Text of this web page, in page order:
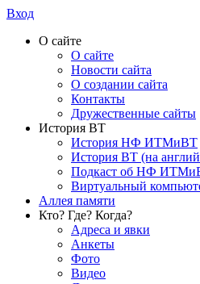
Вход
О сайте
О сайте
Новости сайта
О создании сайта
Контакты
Дружественные сайты
История ВТ
История НФ ИТМиВТ
История ВТ (на
Подкаст об НФ
Виртуальный
Аллея памяти
Кто? Где? Когда?
Адреса и явки
Анкеты
Фото
Видео